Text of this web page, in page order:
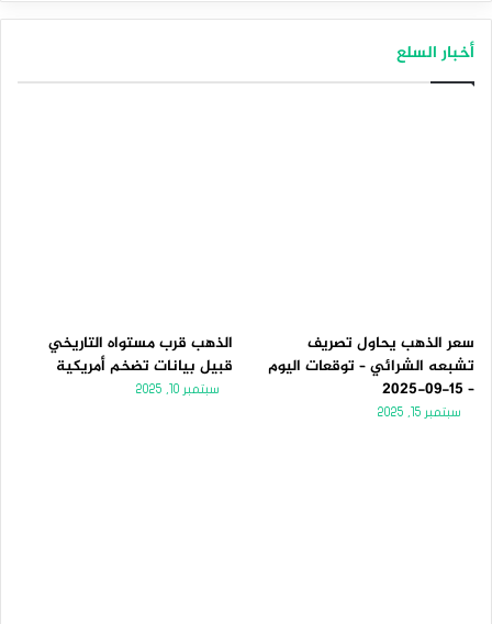
أخبار السلع
سعر الذهب يحاول تصريف
تشبعه الشرائي – توقعات اليوم
– 15-09-2025
سبتمبر 15, 2025
الذهب قرب مستواه التاريخي
قبيل بيانات تضخم أمريكية
سبتمبر 10, 2025